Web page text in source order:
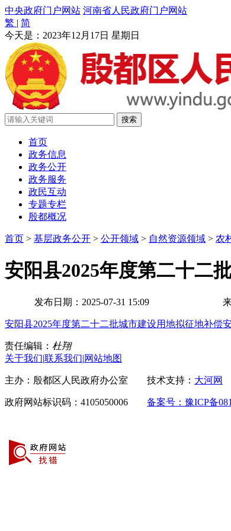
中央政府门户网站 河南省人民政府门户网站
繁 | 简
今天是： 2023年12月17日 星期日
首页
政务信息
政务公开
政务服务
政民互动
专题专栏
殷都概况
首页 > 基层政务公开 > 公开领域 > 自然资源领域 > 农
安阳县2025年度第二十二
发布日期：2025-07-31 15:09
安阳县2025年度第二十二批城市建设用地拟征地补偿
责任编辑： 杜翔
关于我们|联系我们|网站地图
主办：殷都区人民政府办公室 技术支持： 大河网
政府网站标识码：4105050006 备案号：豫ICP备